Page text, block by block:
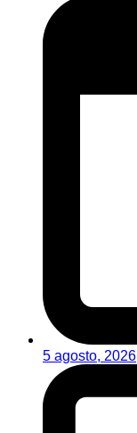
5 agosto, 2026